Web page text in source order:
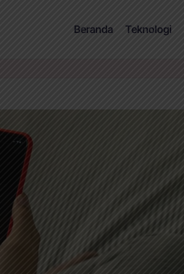
Beranda Teknologi